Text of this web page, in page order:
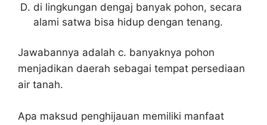
di lingkungan dengaj banyak pohon, secara
alami satwa bisa hidup dengan tenang.
Jawabannya adalah c. banyaknya pohon
menjadikan daerah sebagai tempat persediaan
air tanah.
Apa maksud penghijauan memiliki manfaat